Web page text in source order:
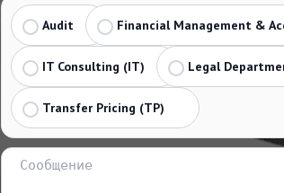
Audit Financial Management &
IT Consulting (IT) Legal
Transfer Pricing (TP)